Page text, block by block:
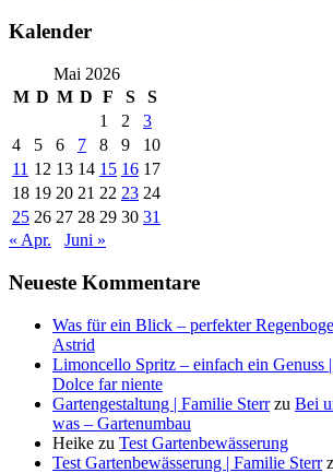
Kalender
Mai 2026
M D M D F S
S
1
2
3
4
5 6 7 8 9
10
11 12 13 14 15 16 17
18 19 20 21 22 23 24
25 26 27 28 29 30 31
« Apr.
Juni »
Neueste Kommentare
Was für ein Blick – perfekter
Astrid
Limoncello Spritz – einfach ein Genuss
Dolce far niente
Gartengestaltung | Familie Sterrzu Bei
was – Gartenumbau
Heike zu Test Gartenbewässerung
Test Gartenbewässerung | Familie Sterr